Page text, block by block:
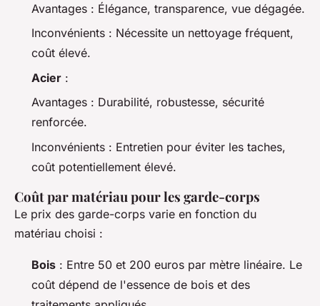
Avantages : Élégance, transparence, vue dégagée.
Inconvénients : Nécessite un nettoyage fréquent,
coût élevé.
Acier :
Avantages : Durabilité, robustesse, sécurité
renforcée.
Inconvénients : Entretien pour éviter les taches,
coût potentiellement élevé.
Coût par matériau pour les garde-corps
Le prix des garde-corps varie en fonction du
matériau choisi :
Bois : Entre 50 et 200 euros par mètre linéaire. Le
coût dépend de l'essence de bois et des